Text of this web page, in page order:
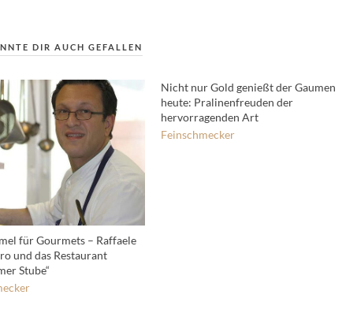
DIR AUCH GEFALLEN
für Gourmets – Raffaele
und das Restaurant
Stube“
Nicht nur Gold genießt der Gaumen
heute: Pralinenfreuden der
hervorragenden Art
Feinschmecker